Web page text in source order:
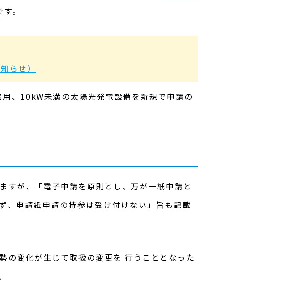
。
らせ）
、10kW未満の太陽光発電設備を新規で申請の
すが、「電子申請を原則とし、万が一紙申請と
、申請紙申請の持参は受け付けない」旨も記載
の変化が生じて取扱の変更を 行うこととなった